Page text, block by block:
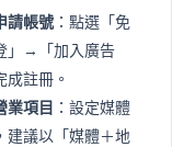
請帳號 ：點選「免
」→「加入廣告
成註冊。
業項目 ：設定媒體
建議以「媒體＋地